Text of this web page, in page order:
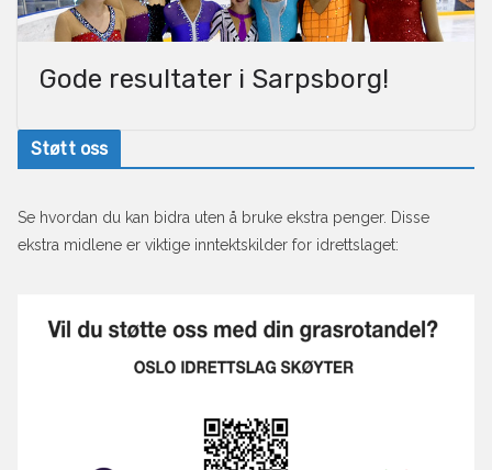
Gode resultater i Sarpsborg!
Støtt oss
Se hvordan du kan bidra uten å bruke ekstra penger. Disse
ekstra midlene er viktige inntektskilder for idrettslaget: